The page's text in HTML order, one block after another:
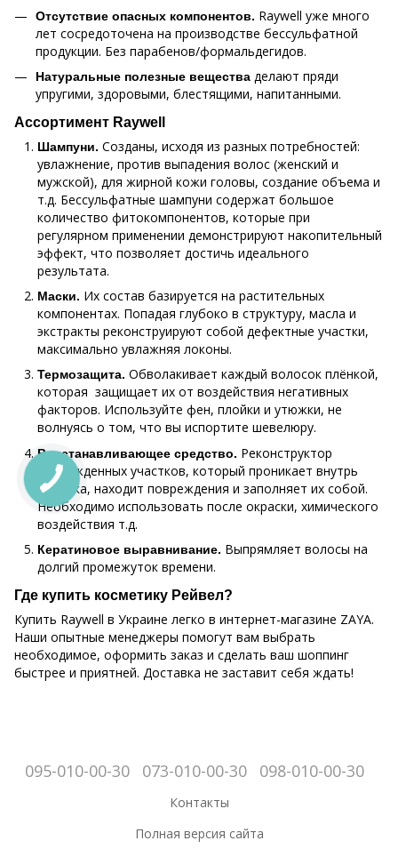
Отсутствие опасных компонентов. Raywell уже много
лет сосредоточена на производстве бессульфатной
продукции. Без парабенов/формальдегидов.
Натуральные полезные вещества делают пряди
упругими, здоровыми, блестящими, напитанными.
Ассортимент Raywell
Шампуни. Созданы, исходя из разных потребностей:
увлажнение, против выпадения волос (женский и
мужской), для жирной кожи головы, создание объема и
т.д. Бессульфатные шампуни содержат большое
количество фитокомпонентов, которые при
регулярном применении демонстрируют накопительный
эффект, что позволяет достичь идеального
результата.
Маски. Их состав базируется на растительных
компонентах. Попадая глубоко в структуру, масла и
экстракты реконструируют собой дефектные участки,
максимально увлажняя локоны.
Термозащита. Обволакивает каждый волосок плёнкой,
которая защищает их от воздействия негативных
факторов. Используйте фен, плойки и утюжки, не
волнуясь о том, что вы испортите шевелюру.
Восстанавливающее средство. Реконструктор
поврежденных участков, который проникает внутрь
волоска, находит повреждения и заполняет их собой.
Необходимо использовать после окраски, химического
воздействия т.д.
Кератиновое выравнивание. Выпрямляет волосы на
долгий промежуток времени.
Где купить косметику Рейвел?
Купить Raywell в Украине легко в интернет-магазине ZAYA.
Наши опытные менеджеры помогут вам выбрать
необходимое, оформить заказ и сделать ваш шоппинг
быстрее и приятней. Доставка не заставит себя ждать!
095-010-00-30 073-010-00-30 098-010-00-30
Контакты
Полная версия сайта